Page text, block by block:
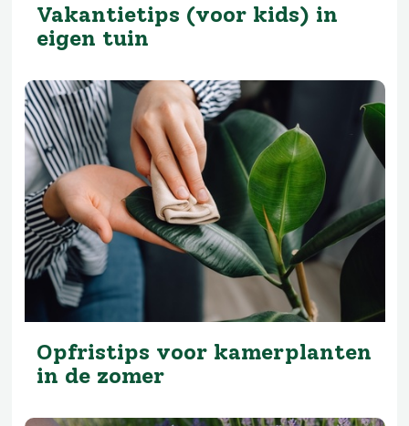
Vakantietips (voor kids) in
eigen tuin
Opfristips voor kamerplanten
in de zomer